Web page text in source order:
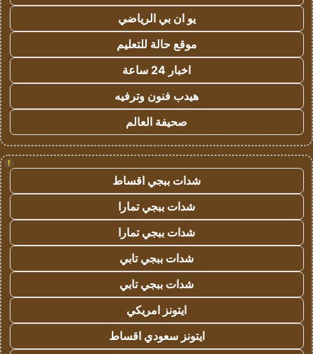
يو ان بي الرياضي
موقع حالة للتعليم
اخبار 24 ساعة
هيدب فنون وترفيه
صحيفة العالم
!
شدات ببجي اقساط
شدات ببجي تمارا
شدات ببجي تمارا
شدات ببجي تابي
شدات ببجي تابي
ايتونز امريكي
ايتونز سعودي اقساط